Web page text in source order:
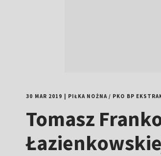
30 MAR 2019 PIŁKA NOŻNA/ PKO BP
Tomasz